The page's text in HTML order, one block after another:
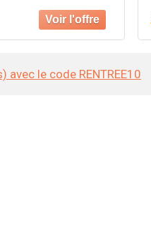
élevé
le code RENTREE10